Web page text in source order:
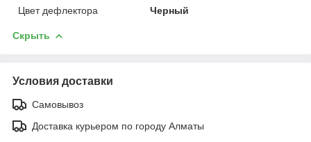
Цвет дефлектора
Черный
Скрыть
Условия доставки
Самовывоз
Доставка курьером по городу Алматы